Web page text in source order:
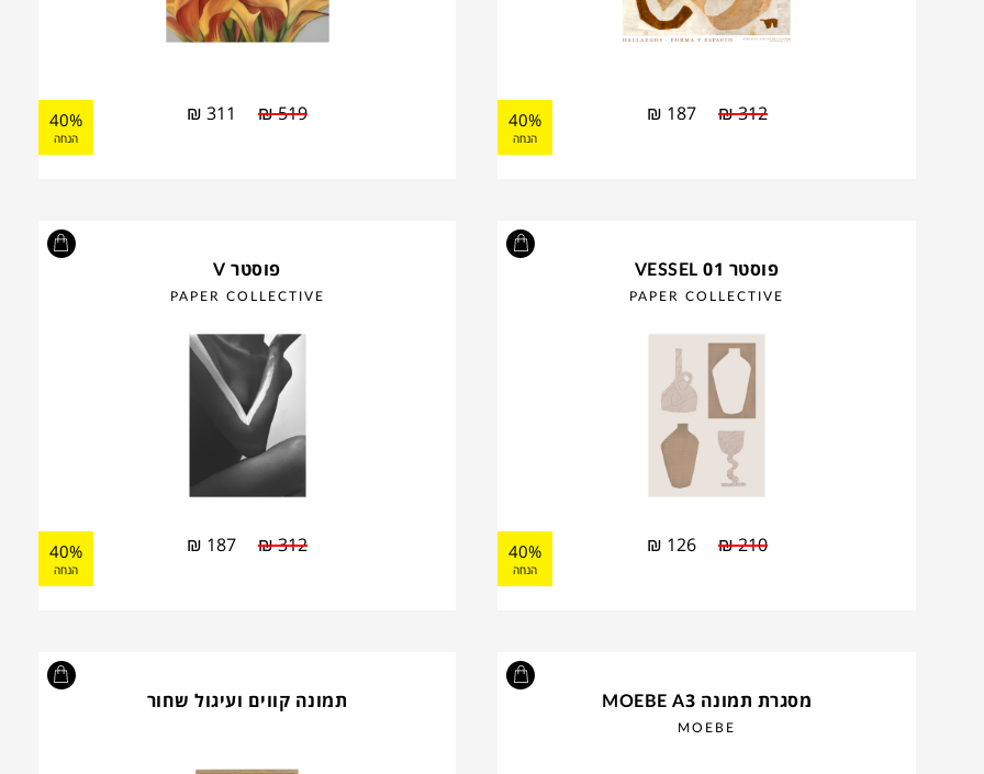
₪312
₪ 187
40%
הנחה
₪519
₪ 311
40%
הנחה
פוסטר VESSEL 01
PAPER COLLECTIVE
₪210
₪ 126
40%
הנחה
פוסטר V
PAPER COLLECTIVE
₪312
₪ 187
40%
הנחה
מסגרת תמונה MOEBE A3
MOEBE
תמונה קווים ועיגול שחור